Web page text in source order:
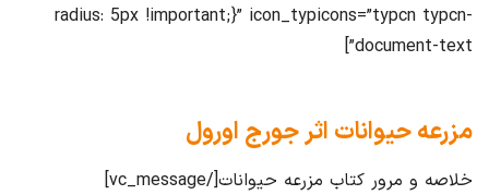
radius: 5px !important;}” icon_typicons=”typcn typcn-
document-text”]
مزرعه حیوانات اثر جورج اورول
خلاصه و مرور کتاب مزرعه حیوانات[/vc_message]